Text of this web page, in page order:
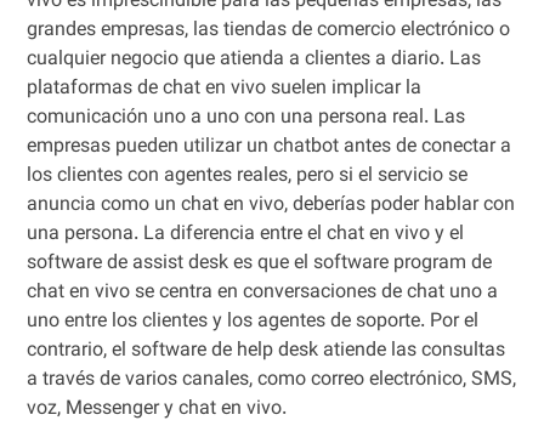
grandes empresas, las tiendas de comercio electrónico o
cualquier negocio que atienda a clientes a diario. Las
plataformas de chat en vivo suelen implicar la
comunicación uno a uno con una persona real. Las
empresas pueden utilizar un chatbot antes de conectar a
los clientes con agentes reales, pero si el servicio se
anuncia como un chat en vivo, deberías poder hablar con
una persona. La diferencia entre el chat en vivo y el
software de assist desk es que el software program de
chat en vivo se centra en conversaciones de chat uno a
uno entre los clientes y los agentes de soporte. Por el
contrario, el software de help desk atiende las consultas
a través de varios canales, como correo electrónico, SMS,
voz, Messenger y chat en vivo.